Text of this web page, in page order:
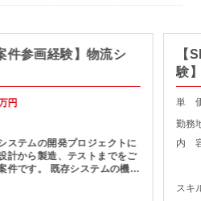
件参画経験】物流シ
円
ステムの開発プロジェクトに
計から製造、テストまでをご
システムの機能
心に対応いただき、長期的に
参画できる環境となっていま
【
験
援
単
勤務
内
スキ